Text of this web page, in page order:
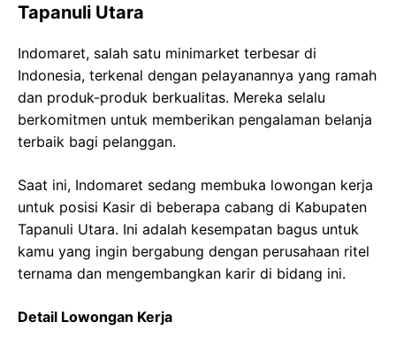
Tapanuli Utara
Indomaret, salah satu minimarket terbesar di
Indonesia, terkenal dengan pelayanannya yang ramah
dan produk-produk berkualitas. Mereka selalu
berkomitmen untuk memberikan pengalaman belanja
terbaik bagi pelanggan.
Saat ini, Indomaret sedang membuka lowongan kerja
untuk posisi Kasir di beberapa cabang di Kabupaten
Tapanuli Utara. Ini adalah kesempatan bagus untuk
kamu yang ingin bergabung dengan perusahaan ritel
ternama dan mengembangkan karir di bidang ini.
Detail Lowongan Kerja